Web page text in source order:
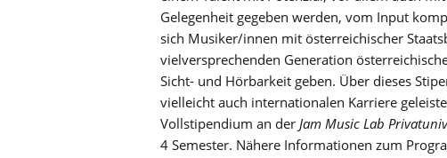
Gelegenheit gegeben werden, vom Input
sich Musiker/innen mit österreichischer
vielversprechenden Generation
Sicht- und Hörbarkeit geben. Über dieses
vielleicht auch internationalen Karriere
Vollstipendium an der Jam Music Lab
4 Semester. Nähere Informationen zum